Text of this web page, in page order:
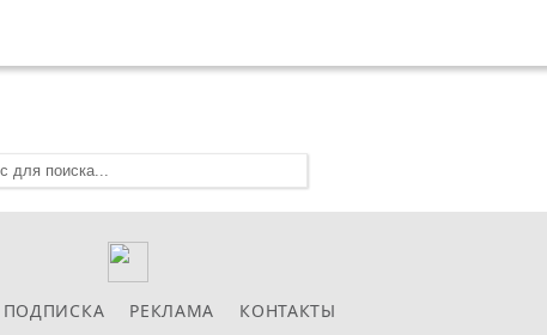
ПОДПИСКА РЕКЛАМА КОНТАКТЫ